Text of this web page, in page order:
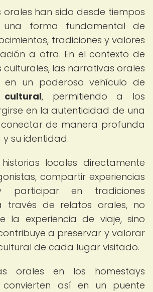
orales han sido desde tiempos
una forma fundamental de
tradiciones y valores
a otra. En el contexto de
culturales, las narrativas orales
en un poderoso vehículo de
, permitiendo a los
en la autenticidad de una
de manera profunda
y su identidad.
locales directamente
compartir experiencias
participar en tradiciones
través de relatos orales, no
la experiencia de viaje, sino
a preservar y valorar
de cada lugar visitado.
orales en los homestays
convierten así en un puente